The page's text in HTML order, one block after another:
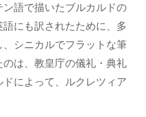
語で描いたブルカルドの
にも訳されたために、多
シニカルでフラットな筆
は、教皇庁の儀礼・典礼
によって、ルクレツィア